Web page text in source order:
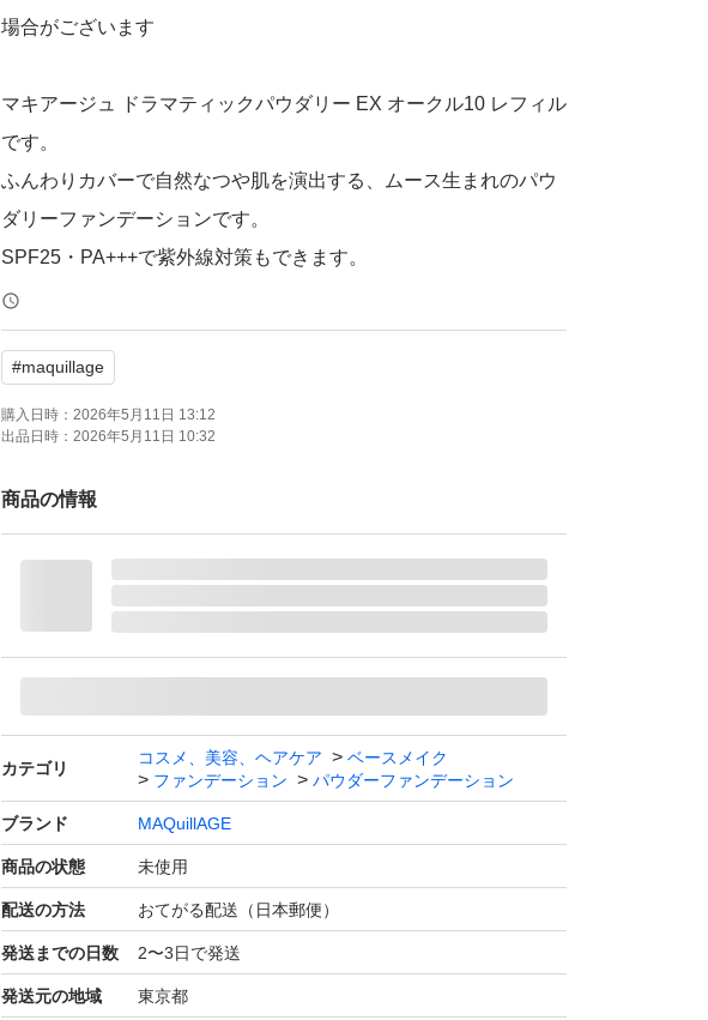
場合がございます
マキアージュ ドラマティックパウダリー EX オークル10 レフィル
です。
ふんわりカバーで自然なつや肌を演出する、ムース生まれのパウ
ダリーファンデーションです。
SPF25・PA+++で紫外線対策もできます。
【ブランド】MAQuillAGE (マキアージュ)
【商品名】ドラマティックパウダリー EX
【カラー】オークル10
【タイプ】レフィル
【SPF/PA】SPF25・PA+++
よろしくお願いいたします。
#maquillage
購入日時： 2026年5月11日 13:12
出品日時： 2026年5月11日 10:32
商品の情報
カテゴリ
コスメ、美容、ヘアケア
ベースメイク
ファンデーション
パウダーファンデーション
ブランド MAQuillAGE
商品の状態 未使用
配送の方法 おてがる配送（日本郵便）
発送までの日数 2〜3日で発送
発送元の地域 東京都